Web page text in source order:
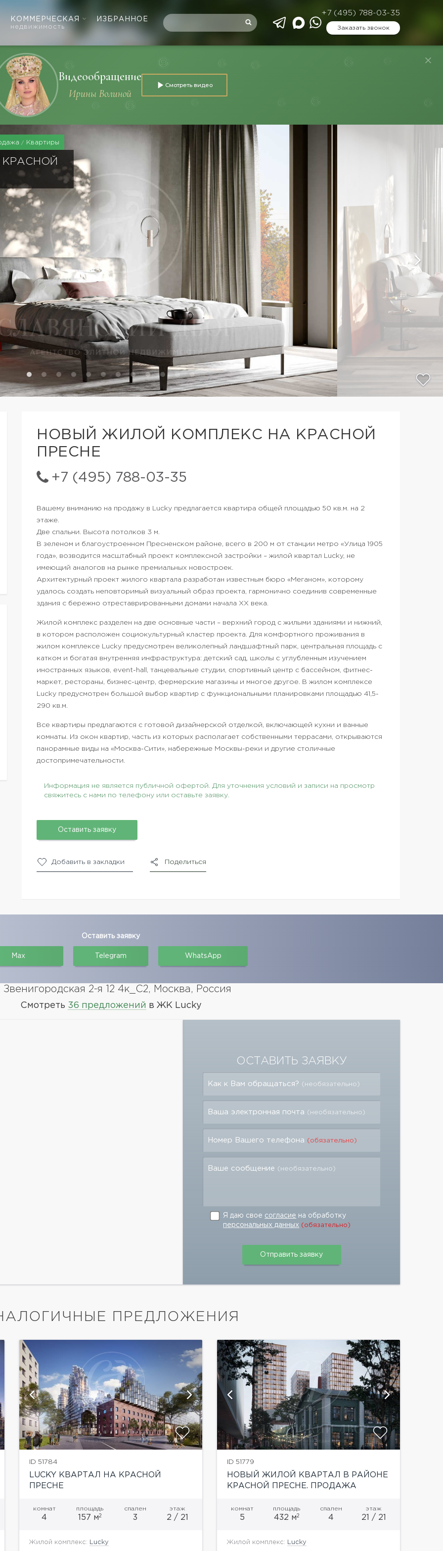
КОММЕРЧЕСКАЯ
недвижимость
ИЗБРАННОЕ
+7 (495) 788-03-35
Заказать звонок
Видеообращение
Ирины Волиной
Смотреть видео
Квартиры
НОВЫЙ ЖИЛОЙ КОМПЛЕКС НА КРАСНОЙ
ПРЕСНЕ
+7 (495) 788-03-35
Вашему вниманию на продажу в Lucky предлагается квартира общей площадью 50 кв.м. на 2
этаже.
Две спальни. Высота потолков 3 м.
В зеленом и благоустроенном Пресненском районе, всего в 200 м от станции метро «Улица 1905
года», возводится масштабный проект комплексной застройки – жилой квартал Lucky, не
имеющий аналогов на рынке премиальных новостроек.
Архитектурный проект жилого квартала разработан известным бюро «Меганом», которому
удалось создать неповторимый визуальный образ проекта, гармонично соединив современные
здания с бережно отреставрированными домами начала XX века.
Жилой комплекс разделен на две основные части – верхний город с жилыми зданиями и нижний,
в котором расположен социокультурный кластер проекта. Для комфортного проживания в
жилом комплексе Lucky предусмотрен великолепный ландшафтный парк, центральная площадь с
катком и богатая внутренняя инфраструктура: детский сад, школы с углубленным изучением
иностранных языков, event-hall, танцевальные студии, спортивный центр с бассейном, фитнес-
маркет, рестораны, бизнес-центр, фермерские магазины и многое другое. В жилом комплексе
Lucky предусмотрен большой выбор квартир с функциональными планировками площадью 41,5-
290 кв.м.
Все квартиры предлагаются с готовой дизайнерской отделкой, включающей кухни и ванные
комнаты. Из окон квартир, часть из которых располагает собственными террасами, открываются
панорамные виды на «Москва-Сити», набережные Москвы-реки и другие столичные
достопримечательности.
Информация не является публичной офертой. Для уточнения условий и записи на просмотр
свяжитесь с нами по телефону или оставьте заявку.
Оставить заявку
Добавить в закладки Поделиться
Оставить заявку
Max Telegram WhatsApp
Звенигородская 2-я 12 4к_С2, Москва, Россия
Смотреть 36 предложений в ЖК Lucky
ОСТАВИТЬ ЗАЯВКУ
Как к Вам обращаться? (необязательно)
Ваша электронная почта (необязательно)
Номер Вашего телефона (обязательно)
Ваше сообщение (необязательно)
Я даю свое согласие на обработку
персональных данных (обязательно)
ПРЕДЛОЖЕНИЯ
ID 51784
LUCKY КВАРТАЛ НА КРАСНОЙ
ПРЕСНЕ
комнат
4
площадь
157 м2
спален
3
этаж
2 / 21
Жилой комплекс: Lucky
показать ещё 7 фотографий
ID 51779
НОВЫЙ ЖИЛОЙ КВАРТАЛ В РАЙОНЕ
КРАСНОЙ ПРЕСНЕ. ПРОДАЖА
комнат
5
площадь
432 м2
спален
4
этаж
21 / 21
Жилой комплекс: Lucky